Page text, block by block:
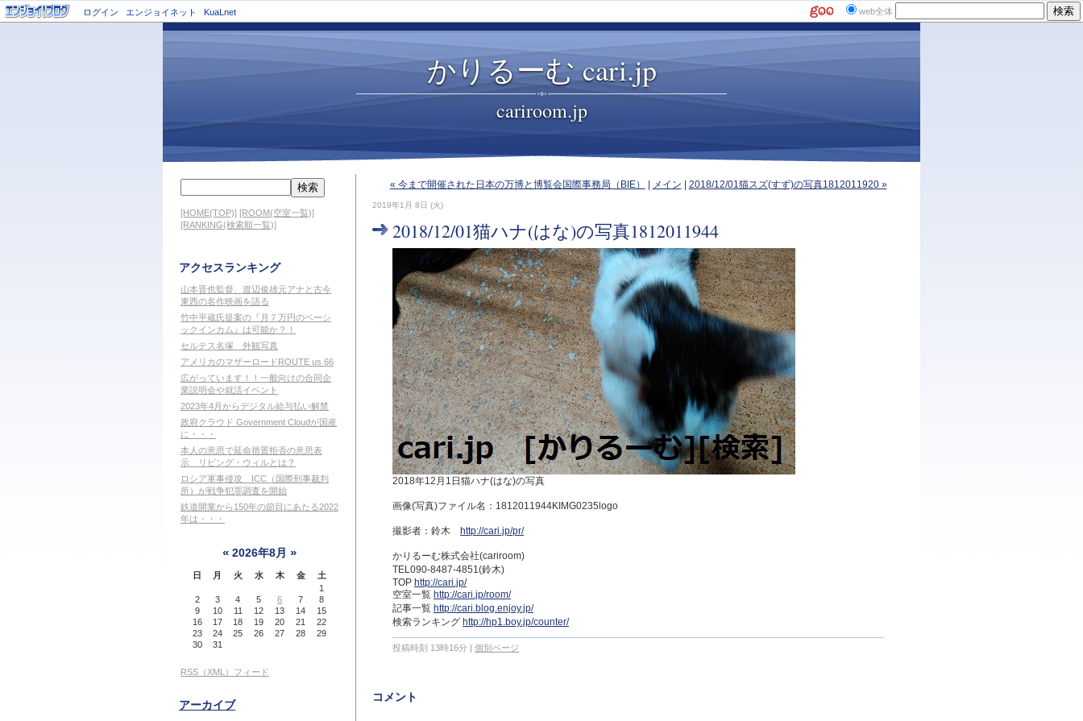
ログイン エンジョイネット KuaLnet web全体
かりるーむ cari.jp
cariroom.jp
[HOME(TOP)] [ROOM(空室一覧)]
[RANKING(検索順一覧)]
アクセスランキング
山本晋也監督、渡辺俊雄元アナと古今
東西の名作映画を語る
竹中平蔵氏提案の『月７万円のベーシ
ックインカム』は可能か？！
セルテス名塚 外観写真
アメリカのマザーロードROUTE us 66
広がっています！！一般向けの合同企
業説明会や就活イベント
2023年4月からデジタル給与払い解禁
政府クラウド Government Cloudが国産
に・・・
本人の意思で延命措置拒否の意思表
示 リビング・ウィルとは？
ロシア軍事侵攻 ICC（国際刑事裁判
所）が戦争犯罪調査を開始
鉄道開業から150年の節目にあたる2022
年は・・・
« 2026年8月 »
日 月 火 水 木 金
土
1
2
3 4 5 6 7
8
9
10 11 12 13 14
15
16
17 18 19 20 21
22
23
24 25 26 27 28
29
30
31
RSS（XML）フィード
アーカイブ
« 今まで開催された日本の万博と博覧会国際事務局（BIE） メイン 2018/12/01猫スズ(すず)の写真1812011920 »
2019年1月 8日 (火)
2018/12/01猫ハナ(はな)の写真1812011944
2018年12月1日猫ハナ(はな)の写真
画像(写真)ファイル名：1812011944KIMG0235logo
撮影者：鈴木 http://cari.jp/pr/
かりるーむ株式会社(cariroom)
TEL090-8487-4851(鈴木)
TOP http://cari.jp/
空室一覧 http://cari.jp/room/
記事一覧 http://cari.blog.enjoy.jp/
検索ランキング http://hp1.boy.jp/counter/
投稿時刻 13時16分 個別ページ
コメント